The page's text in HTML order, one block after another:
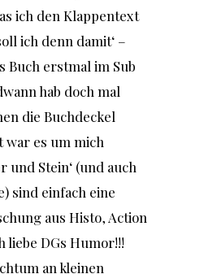
ich den Klappentext
ich denn damit‘ –
Buch erstmal im Sub
hab doch mal
die Buchdeckel
es um mich
und Stein‘ (und auch
sind einfach eine
aus Histo, Action
liebe DGs Humor!!!
an kleinen